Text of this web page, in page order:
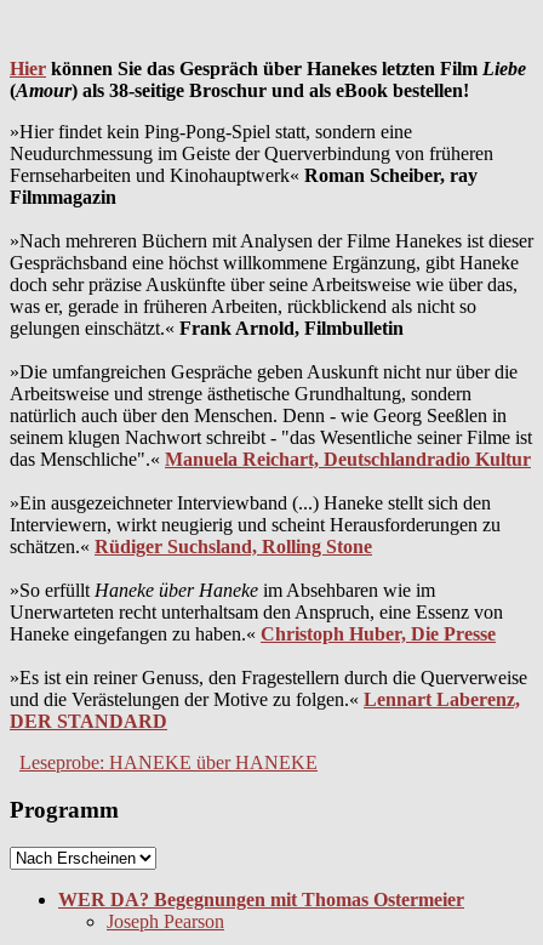
Hier können Sie das Gespräch über Hanekes letzten Film Liebe
(Amour) als 38-seitige Broschur und als eBook bestellen!
»Hier findet kein Ping-Pong-Spiel statt, sondern eine
Neudurchmessung im Geiste der Querverbindung von früheren
Fernseharbeiten und Kinohauptwerk« Roman Scheiber, ray
Filmmagazin
»Nach mehreren Büchern mit Analysen der Filme Hanekes ist dieser
Gesprächsband eine höchst willkommene Ergänzung, gibt Haneke
doch sehr präzise Auskünfte über seine Arbeitsweise wie über das,
was er, gerade in früheren Arbeiten, rückblickend als nicht so
gelungen einschätzt.« Frank Arnold, Filmbulletin
»Die umfangreichen Gespräche geben Auskunft nicht nur über die
Arbeitsweise und strenge ästhetische Grundhaltung, sondern
natürlich auch über den Menschen. Denn - wie Georg Seeßlen in
seinem klugen Nachwort schreibt - "das Wesentliche seiner Filme ist
das Menschliche".« Manuela Reichart, Deutschlandradio Kultur
»Ein ausgezeichneter Interviewband (...) Haneke stellt sich den
Interviewern, wirkt neugierig und scheint Herausforderungen zu
schätzen.« Rüdiger Suchsland, Rolling Stone
»So erfüllt Haneke über Haneke im Absehbaren wie im
Unerwarteten recht unterhaltsam den Anspruch, eine Essenz von
Haneke eingefangen zu haben.« Christoph Huber, Die Presse
»Es ist ein reiner Genuss, den Fragestellern durch die Querverweise
und die Verästelungen der Motive zu folgen.« Lennart Laberenz,
DER STANDARD
Leseprobe: HANEKE über HANEKE
Programm
WER DA? Begegnungen mit Thomas Ostermeier
Joseph Pearson